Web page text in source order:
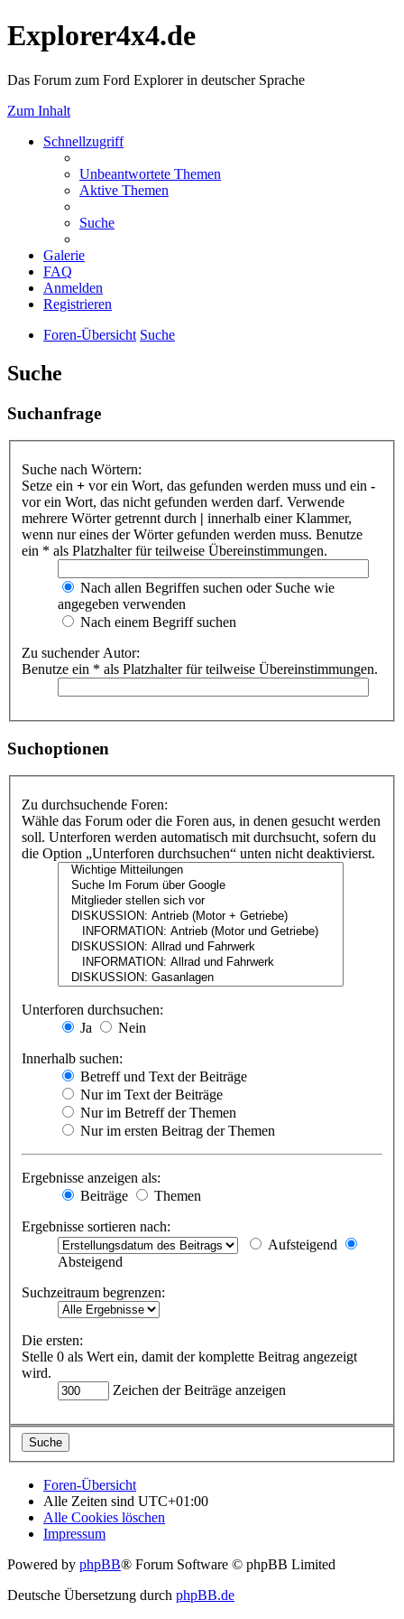
Explorer4x4.de
Das Forum zum Ford Explorer in deutscher Sprache
Zum Inhalt
Schnellzugriff
Unbeantwortete Themen
Aktive Themen
Suche
Galerie
FAQ
Anmelden
Registrieren
Foren-Übersicht Suche
Suche
Suchanfrage
Suche nach Wörtern:
Setze ein + vor ein Wort, das gefunden werden muss und ein -
vor ein Wort, das nicht gefunden werden darf. Verwende
mehrere Wörter getrennt durch | innerhalb einer Klammer,
wenn nur eines der Wörter gefunden werden muss. Benutze
ein * als Platzhalter für teilweise Übereinstimmungen.
Nach allen Begriffen suchen oder Suche wie
angegeben verwenden
Nach einem Begriff suchen
Zu suchender Autor:
Benutze ein * als Platzhalter für teilweise Übereinstimmungen.
Suchoptionen
Zu durchsuchende Foren:
Wähle das Forum oder die Foren aus, in denen gesucht werden
soll. Unterforen werden automatisch mit durchsucht, sofern du
die Option „Unterforen durchsuchen“ unten nicht deaktivierst.
Unterforen durchsuchen:
Ja
Nein
Innerhalb suchen:
Betreff und Text der Beiträge
Nur im Text der Beiträge
Nur im Betreff der Themen
Nur im ersten Beitrag der Themen
Ergebnisse anzeigen als:
Beiträge
Themen
Ergebnisse sortieren nach:
Aufsteigend
Absteigend
Suchzeitraum begrenzen:
Die ersten:
Stelle 0 als Wert ein, damit der komplette Beitrag angezeigt
wird.
Zeichen der Beiträge anzeigen
Foren-Übersicht
Alle Zeiten sind UTC+01:00
Alle Cookies löschen
Impressum
Powered by phpBB® Forum Software © phpBB Limited
Deutsche Übersetzung durch phpBB.de